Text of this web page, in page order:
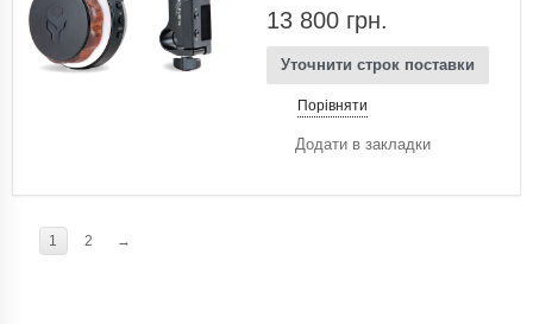
13 800 грн.
Уточнити строк поставки
Порівняти
Додати в закладки
1 2 →